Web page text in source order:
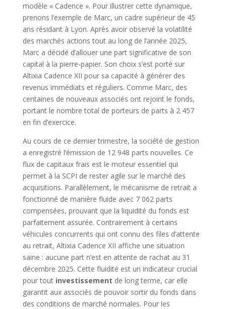
modèle « Cadence ». Pour illustrer cette dynamique,
prenons l’exemple de Marc, un cadre supérieur de 45
ans résidant à Lyon. Après avoir observé la volatilité
des marchés actions tout au long de l’année 2025,
Marc a décidé d’allouer une part significative de son
capital à la pierre-papier. Son choix s’est porté sur
Altixia Cadence XII pour sa capacité à générer des
revenus immédiats et réguliers. Comme Marc, des
centaines de nouveaux associés ont rejoint le fonds,
portant le nombre total de porteurs de parts à 2 457
en fin d’exercice.
Au cours de ce dernier trimestre, la société de gestion
a enregistré l’émission de 12 948 parts nouvelles. Ce
flux de capitaux frais est le moteur essentiel qui
permet à la SCPI de rester agile sur le marché des
acquisitions. Parallèlement, le mécanisme de retrait a
fonctionné de manière fluide avec 7 062 parts
compensées, prouvant que la liquidité du fonds est
parfaitement assurée. Contrairement à certains
véhicules concurrents qui ont connu des files d’attente
au retrait, Altixia Cadence XII affiche une situation
saine : aucune part n’est en attente de rachat au 31
décembre 2025. Cette fluidité est un indicateur crucial
pour tout investissement de long terme, car elle
garantit aux associés de pouvoir sortir du fonds dans
des conditions de marché normales. Pour les